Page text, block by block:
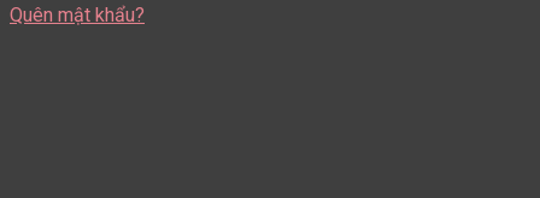
Quên mật khẩu?